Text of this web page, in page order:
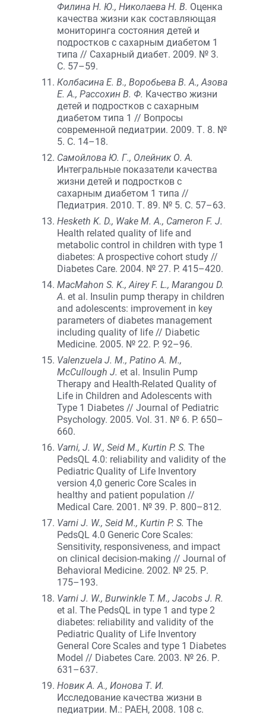
Филина Н. Ю., Николаева Н. В. Оценка
качества жизни как составляющая
мониторинга состояния детей и
подростков с сахарным диабетом 1
типа // Сахарный диабет. 2009. № 3.
С. 57–59.
Колбасина Е. В., Воробьева В. А., Азова
Е. А., Рассохин В. Ф. Качество жизни
детей и подростков с сахарным
диабетом типа 1 // Вопросы
современной педиатрии. 2009. Т. 8. №
5. С. 14–18.
Самойлова Ю. Г., Олейник О. А.
Интегральные показатели качества
жизни детей и подростков с
сахарным диабетом 1 типа //
Педиатрия. 2010. Т. 89. № 5. С. 57–63.
Hesketh K. D., Wake M. A., Cameron F. J.
Health related quality of life and
metabolic control in children with type 1
diabetes: A prospective cohort study //
Diabetes Care. 2004. № 27. P. 415–420.
MacMahon S. K., Airey F. L., Marangou D.
A. et al. Insulin pump therapy in children
and adolescents: improvement in key
parameters of diabetes management
including quality of life // Diabetic
Medicine. 2005. № 22. P. 92–96.
Valenzuela J. M., Patino A. M.,
McCullough J. et al. Insulin Pump
Therapy and Health-Related Quality of
Life in Children and Adolescents with
Type 1 Diabetes // Journal of Pediatric
Psychology. 2005. Vol. 31. № 6. P. 650–
660.
Varni, J. W., Seid M., Kurtin P. S. The
PedsQL 4.0: reliability and validity of the
Pediatric Quality of Life Inventory
version 4,0 generic Core Scales in
healthy and patient population //
Medical Care. 2001. № 39. Р. 800–812.
Varni J. W., Seid M., Kurtin P. S. The
PedsQL 4.0 Generic Core Scales:
Sensitivity, responsiveness, and impact
on clinical decision-making // Journal of
Behavioral Medicine. 2002. № 25. Р.
175–193.
Varni J. W., Burwinkle T. M., Jacobs J. R.
et al. The PedsQL in type 1 and type 2
diabetes: reliability and validity of the
Pediatric Quality of Life Inventory
General Core Scales and type 1 Diabetes
Model // Diabetes Care. 2003. № 26. Р.
631–637.
Новик А. А., Ионова Т. И.
Исследование качества жизни в
педиатрии. М.: РАЕН, 2008. 108 с.